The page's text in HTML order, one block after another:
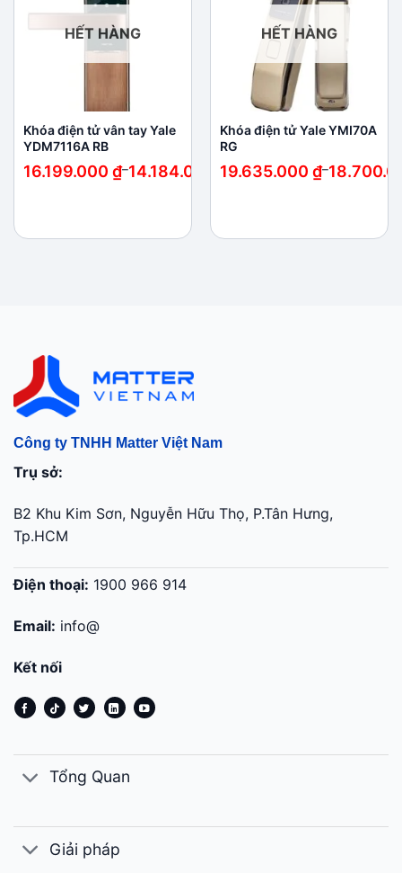
HẾT HÀNG
Khóa điện tử vân tay Yale
YDM7116A RB
14.184.000 ₫
–
16.199.000 ₫
Khoảng
giá:
HẾT HÀNG
Khóa điện tử Yale YMI70A
RG
–
19.635.000 ₫
Khoảng
giá:
Công ty TNHH Matter Việt Nam
Trụ sở:
B2 Khu Kim Sơn, Nguyễn Hữu Thọ, P.Tân Hưng,
Tp.HCM
Điện thoại: 1900 966 914
Email: info@
Kết nối
Tổng Quan
Giải pháp